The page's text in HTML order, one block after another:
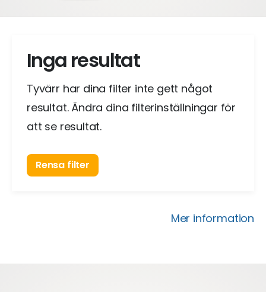
Inga resultat
Tyvärr har dina filter inte gett något
resultat. Ändra dina filterinställningar för
att se resultat.
Rensa filter
Mer information